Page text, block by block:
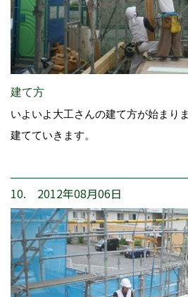
建て方
いよいよ大工さんの建て方が始まり
建てていきます。
10. 2012年08月06日